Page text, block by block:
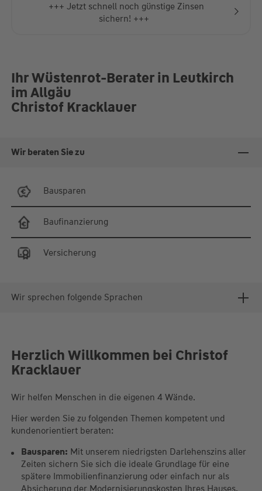
+++ Jetzt schnell noch günstige Zinsen
sichern! +++
Ihr Wüstenrot-Berater in Leutkirch
im Allgäu
Christof Kracklauer
Wir beraten Sie zu
Bausparen
Baufinanzierung
Versicherung
Wir sprechen folgende Sprachen
Herzlich Willkommen bei Christof
Kracklauer
Wir helfen Menschen in die eigenen 4 Wände.
Hier werden Sie zu folgenden Themen kompetent und
kundenorientiert beraten:
Bausparen: Mit unserem niedrigsten Darlehenszins aller
Zeiten sichern Sie sich die ideale Grundlage für eine
spätere Immobilienfinanzierung oder einfach nur als